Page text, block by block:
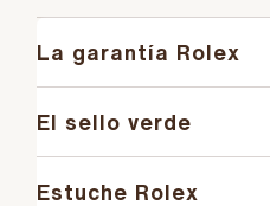
La garantía Rolex
El sello verde
Estuche Rolex